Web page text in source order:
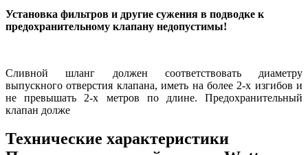
Установка фильтров и другие сужения в подводке к
предохранительному клапану недопустимы!
Сливной шланг должен соответствовать диаметру
выпускного отверстия клапана, иметь на более 2-х изгибов и
не превышать 2-х метров по длине. Предохранительный
клапан долже
Технические характеристики